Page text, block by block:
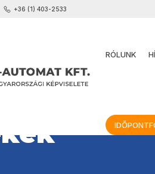
+36 (1) 403-2533
RÓLUNK